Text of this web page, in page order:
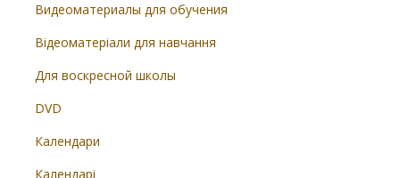
Видеоматериалы для обучения
Відеоматеріали для навчання
Для воскресной школы
DVD
Календари
Календарі